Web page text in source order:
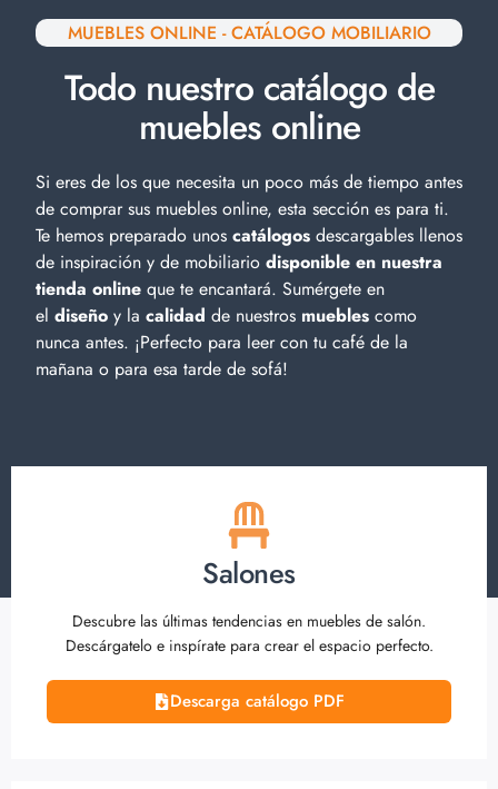
MUEBLES ONLINE - CATÁLOGO MOBILIARIO
Todo nuestro catálogo de
muebles online
Si eres de los que necesita un poco más de tiempo antes
de comprar sus muebles online, esta sección es para ti.
Te hemos preparado unos catálogos descargables llenos
de inspiración y de mobiliario disponible en nuestra
tienda online que te encantará. Sumérgete en
el diseño y la calidad de nuestros muebles como
nunca antes. ¡Perfecto para leer con tu café de la
mañana o para esa tarde de sofá!
Salones
Descubre las últimas tendencias en muebles de salón.
Descárgatelo e inspírate para crear el espacio perfecto.
Descarga catálogo PDF